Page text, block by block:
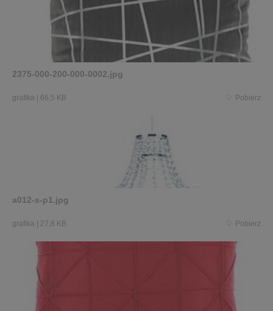
2375-000-200-000-0002.jpg
grafika 66,5 KB Pobierz
a012-s-p1.jpg
grafika 27,8 KB Pobierz